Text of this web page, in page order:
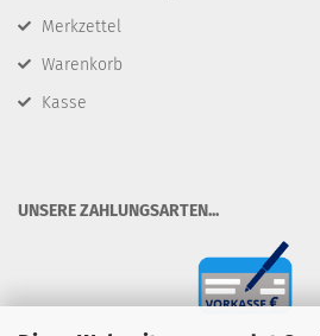
Merkzettel
Warenkorb
Kasse
​UNSERE ZAHLUNGSARTEN...